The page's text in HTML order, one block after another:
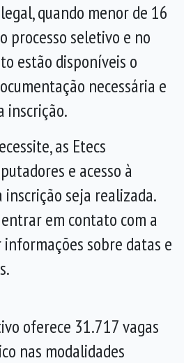
quando menor de 16
processo seletivo e no
estão disponíveis o
necessária e
inscrição.
as Etecs
e acesso à
seja realizada.
em contato com a
sobre datas e
oferece 31.717 vagas
nas modalidades